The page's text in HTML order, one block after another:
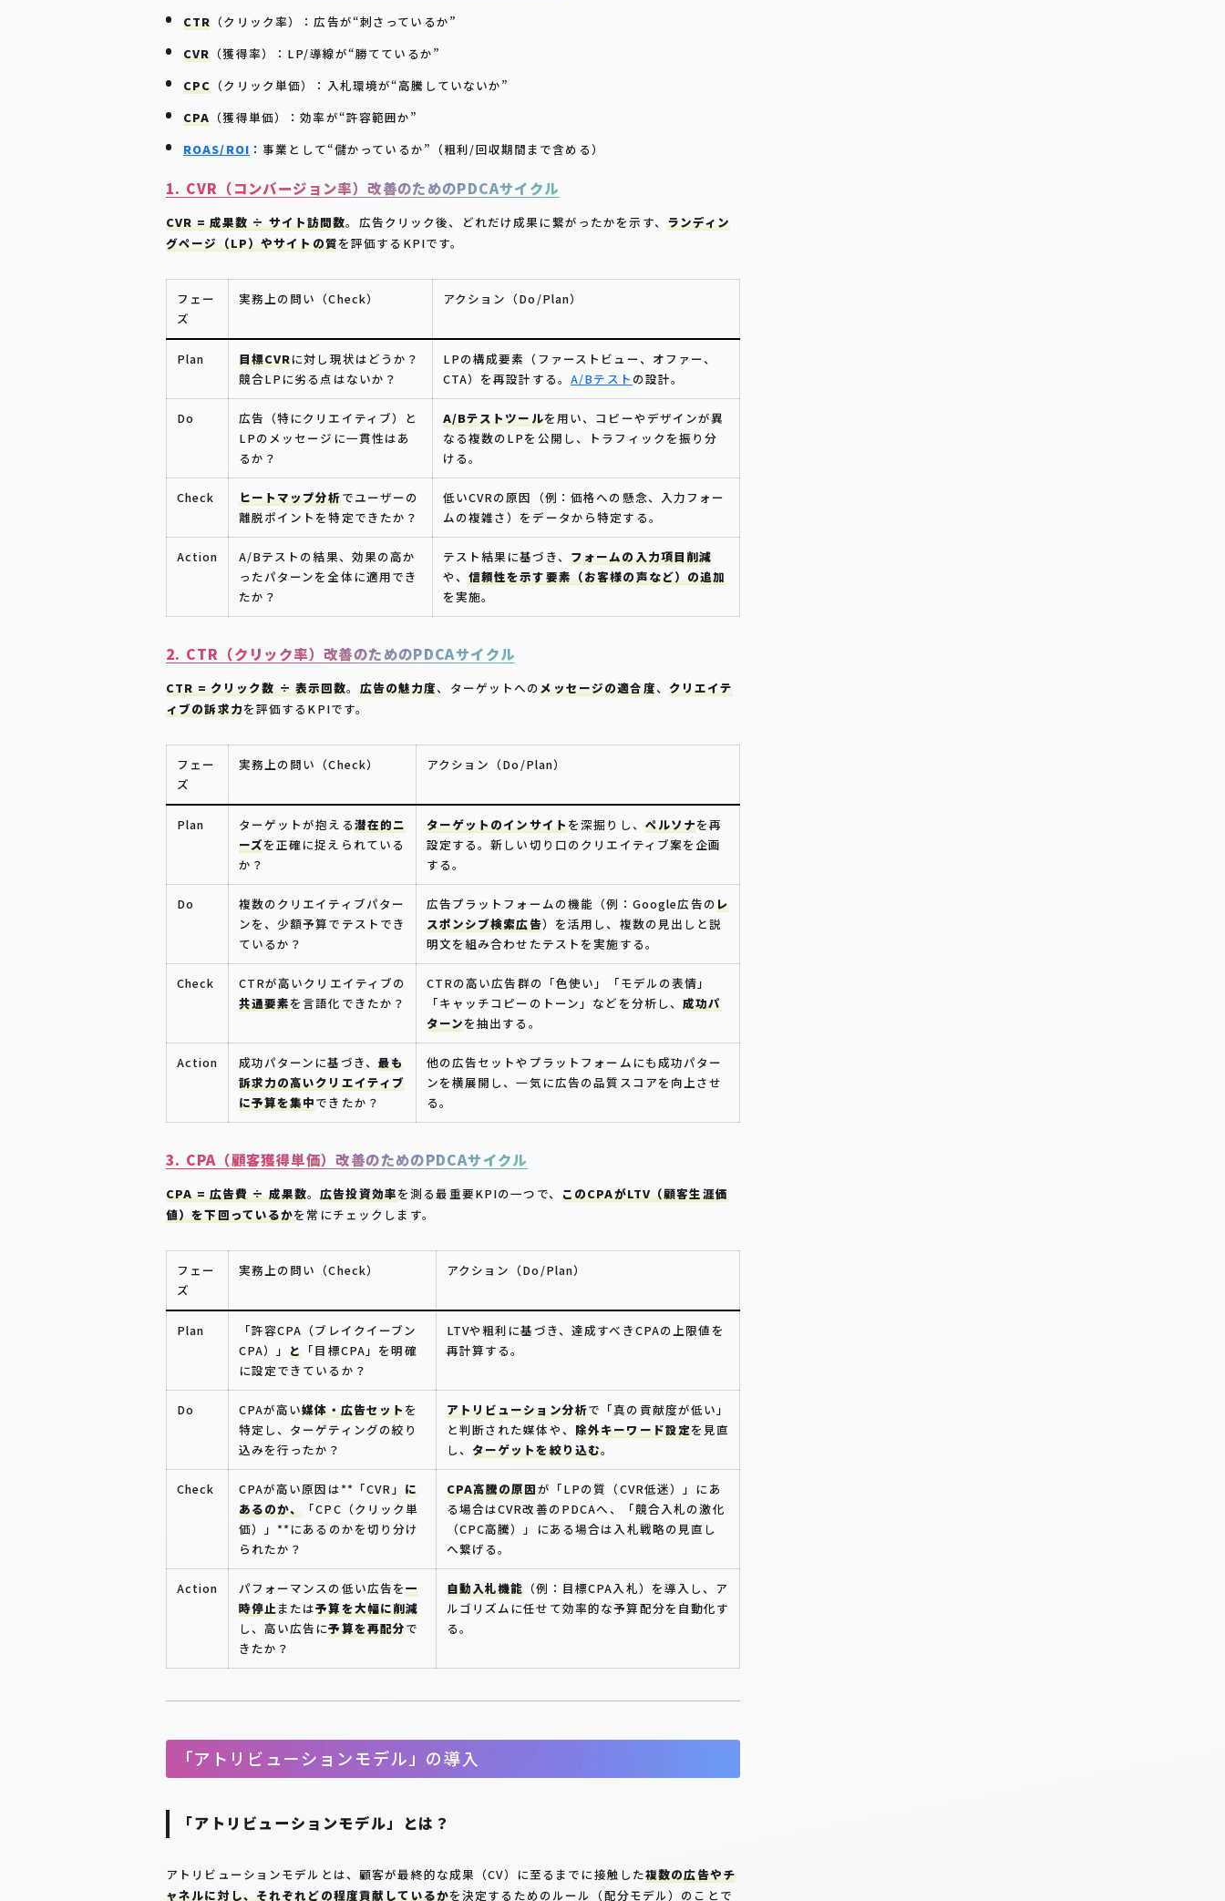
CTR （クリック率）：広告が“刺さっているか”
CVR （獲得率）：LP/導線が“勝てているか”
CPC （クリック単価）：入札環境が“高騰していないか”
CPA （獲得単価）：効率が“許容範囲か”
ROAS/ROI：事業として“儲かっているか”（粗利/回収期間まで含める）
1. CVR（コンバージョン率）改善のためのPDCAサイクル
CVR = 成果数 ÷ サイト訪問数。広告クリック後、どれだけ成果に繋がったかを示す、 ランディン
グページ（LP）やサイトの質を評価するKPIです。
フェー
ズ
実務上の問い（Check） アクション（Do/Plan）
Plan 目標CVRに対し現状はどうか？
競合LPに劣る点はないか？
LPの構成要素（ファーストビュー、オファー、
CTA）を再設計する。 A/Bテスト の設計。
Do
広告（特にクリエイティブ）と
LPのメッセージに一貫性はあ
るか？
A/Bテストツールを用い、コピーやデザインが異
なる複数のLPを公開し、トラフィックを振り分
ける。
Check ヒートマップ分析でユーザーの
離脱ポイントを特定できたか？
低いCVRの原因（例：価格への懸念、入力フォー
ムの複雑さ）をデータから特定する。
Action
A/Bテストの結果、効果の高か
ったパターンを全体に適用でき
たか？
テスト結果に基づき、 フォームの入力項目削減
や、 信頼性を示す要素（お客様の声など）の追加
を実施。
2. CTR（クリック率）改善のためのPDCAサイクル
CTR = クリック数 ÷ 表示回数。 広告の魅力度、ターゲットへのメッセージの適合度、 クリエイテ
ィブの訴求力を評価するKPIです。
フェー
ズ
実務上の問い（Check） アクション（Do/Plan）
Plan ターゲットが抱える潜在的ニ
ーズを正確に捉えられている
か？
ターゲットのインサイトを深掘りし、 ペルソナを再
設定する。新しい切り口のクリエイティブ案を企画
する。
Do
複数のクリエイティブパター
ンを、少額予算でテストでき
ているか？
広告プラットフォームの機能（例：Google広告のレ
スポンシブ検索広告）を活用し、複数の見出しと説
明文を組み合わせたテストを実施する。
Check
CTRが高いクリエイティブの
共通要素を言語化できたか？
CTRの高い広告群の「色使い」「モデルの表情」
「キャッチコピーのトーン」などを分析し、成功パ
ターンを抽出する。
Action 成功パターンに基づき、 最も
訴求力の高いクリエイティブ
に予算を集中できたか？
他の広告セットやプラットフォームにも成功パター
ンを横展開し、一気に広告の品質スコアを向上させ
る。
3. CPA（顧客獲得単価）改善のためのPDCAサイクル
CPA = 広告費 ÷ 成果数。広告投資効率を測る最重要KPIの一つで、 このCPAがLTV（顧客生涯価
値）を下回っているかを常にチェックします。
フェー
ズ
実務上の問い（Check） アクション（Do/Plan）
Plan
「許容CPA（ブレイクイーブン
CPA）」と 「目標CPA」を明確
に設定できているか？
LTVや粗利に基づき、達成すべきCPAの上限値を
再計算する。
Do CPAが高い媒体・広告セットを
特定し、ターゲティングの絞り
込みを行ったか？
アトリビューション分析で「真の貢献度が低い」
と判断された媒体や、 除外キーワード設定を見直
し、 ターゲットを絞り込む。
Check CPAが高い原因は**「CVR」 に
あるのか、 「CPC（クリック単
価）」**にあるのかを切り分け
られたか？
CPA高騰の原因が「LPの質（CVR低迷）」にあ
る場合はCVR改善のPDCAへ、「競合入札の激化
（CPC高騰）」にある場合は入札戦略の見直し
へ繋げる。
Action パフォーマンスの低い広告を一
時停止または予算を大幅に削減
し、高い広告に予算を再配分で
きたか？
自動入札機能 （例：目標CPA入札）を導入し、ア
ルゴリズムに任せて効率的な予算配分を自動化す
る。
「アトリビューションモデル」の導入
「アトリビューションモデル」とは？
アトリビューションモデルとは、顧客が最終的な成果（CV）に至るまでに接触した複数の広告やチ
ャネルに対し、それぞれどの程度貢献しているかを決定するためのルール（配分モデル）のことで